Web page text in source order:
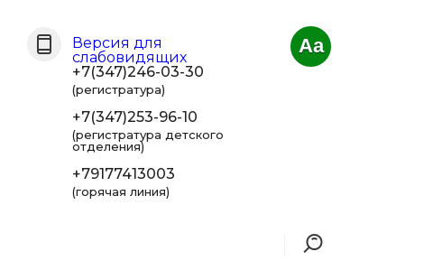
Версия для
слабовидящих
+7(347)246-03-30
(регистратура)
+7(347)253-96-10
(регистратура детского
отделения)
+79177413003
(горячая линия)
Aa